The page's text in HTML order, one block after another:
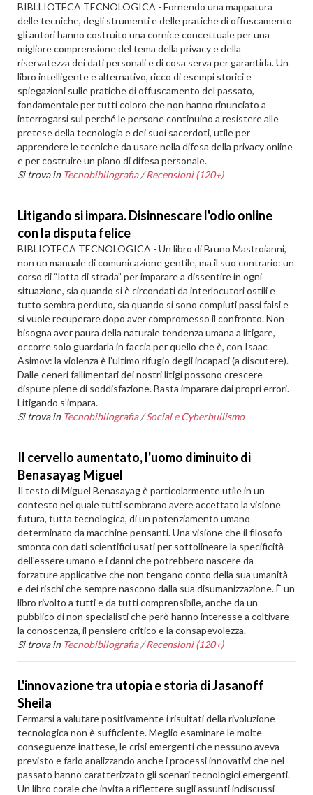
BIBLLIOTECA TECNOLOGICA - Fornendo una mappatura
delle tecniche, degli strumenti e delle pratiche di offuscamento
gli autori hanno costruito una cornice concettuale per una
migliore comprensione del tema della privacy e della
riservatezza dei dati personali e di cosa serva per garantirla. Un
libro intelligente e alternativo, ricco di esempi storici e
spiegazioni sulle pratiche di offuscamento del passato,
fondamentale per tutti coloro che non hanno rinunciato a
interrogarsi sul perché le persone continuino a resistere alle
pretese della tecnologia e dei suoi sacerdoti, utile per
apprendere le tecniche da usare nella difesa della privacy online
e per costruire un piano di difesa personale.
Si trova in Tecnobibliografia /Recensioni (120+)
Litigando si impara. Disinnescare l'odio online
con la disputa felice
BIBLIOTECA TECNOLOGICA - Un libro di Bruno Mastroianni,
non un manuale di comunicazione gentile, ma il suo contrario: un
corso di “lotta di strada” per imparare a dissentire in ogni
situazione, sia quando si è circondati da interlocutori ostili e
tutto sembra perduto, sia quando si sono compiuti passi falsi e
si vuole recuperare dopo aver compromesso il confronto. Non
bisogna aver paura della naturale tendenza umana a litigare,
occorre solo guardarla in faccia per quello che è, con Isaac
Asimov: la violenza è l’ultimo rifugio degli incapaci (a discutere).
Dalle ceneri fallimentari dei nostri litigi possono crescere
dispute piene di soddisfazione. Basta imparare dai propri errori.
Litigando s’impara.
Si trova in Tecnobibliografia /Social e Cyberbullismo
Il cervello aumentato, l'uomo diminuito di
Benasayag Miguel
Il testo di Miguel Benasayag è particolarmente utile in un
contesto nel quale tutti sembrano avere accettato la visione
futura, tutta tecnologica, di un potenziamento umano
determinato da macchine pensanti. Una visione che il filosofo
smonta con dati scientifici usati per sottolineare la specificità
dell'essere umano e i danni che potrebbero nascere da
forzature applicative che non tengano conto della sua umanità
e dei rischi che sempre nascono dalla sua disumanizzazione. È un
libro rivolto a tutti e da tutti comprensibile, anche da un
pubblico di non specialisti che però hanno interesse a coltivare
la conoscenza, il pensiero critico e la consapevolezza.
Si trova in Tecnobibliografia /Recensioni (120+)
L'innovazione tra utopia e storia di Jasanoff
Sheila
Fermarsi a valutare positivamente i risultati della rivoluzione
tecnologica non è sufficiente. Meglio esaminare le molte
conseguenze inattese, le crisi emergenti che nessuno aveva
previsto e farlo analizzando anche i processi innovativi che nel
passato hanno caratterizzato gli scenari tecnologici emergenti.
Un libro corale che invita a riflettere sugli assunti indiscussi